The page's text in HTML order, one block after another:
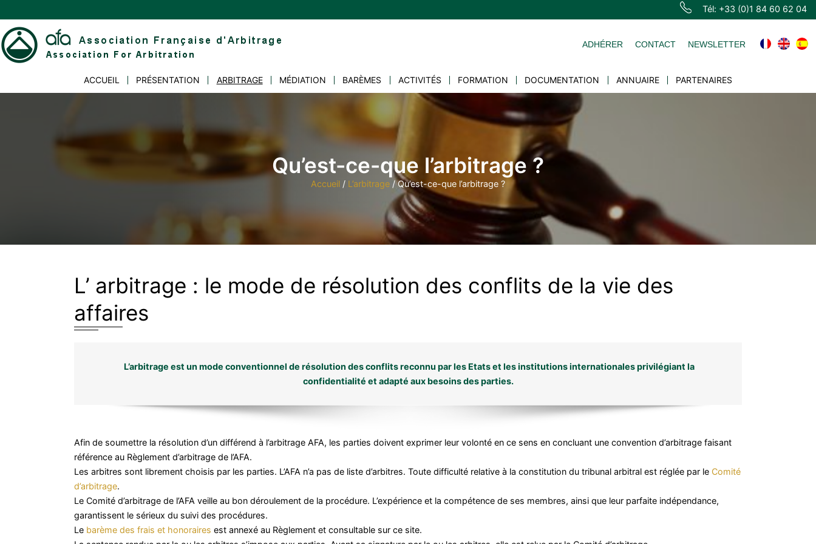
to
content
Tél: +33 (0)1 84 60 62 04
ADHÉRER CONTACT NEWSLETTER
ACCUEIL PRÉSENTATION ARBITRAGE MÉDIATION BARÈMES ACTIVITÉS FORMATION DOCUMENTATION ANNUAIRE PARTENAIRES
Qu’est-ce-que l’arbitrage ?
Accueil / L’arbitrage /Qu’est-ce-que l’arbitrage ?
L’ arbitrage : le mode de résolution des conflits de la vie des
affaires
L’arbitrage est un mode conventionnel de résolution des conflits reconnu par les Etats et les institutions internationales privilégiant la
confidentialité et adapté aux besoins des parties.
Afin de soumettre la résolution d’un différend à l’arbitrage AFA, les parties doivent exprimer leur volonté en ce sens en concluant une convention d’arbitrage faisant
référence au Règlement d’arbitrage de l’AFA.
Les arbitres sont librement choisis par les parties. L’AFA n’a pas de liste d’arbitres. Toute difficulté relative à la constitution du tribunal arbitral est réglée par le Comité
d’arbitrage.
Le Comité d’arbitrage de l’AFA veille au bon déroulement de la procédure. L’expérience et la compétence de ses membres, ainsi que leur parfaite indépendance,
garantissent le sérieux du suivi des procédures.
Le barème des frais et honoraires est annexé au Règlement et consultable sur ce site.